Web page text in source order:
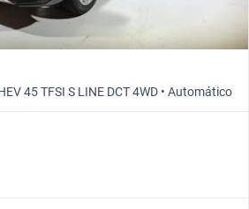
45 TFSI S LINE DCT 4WD • Automático